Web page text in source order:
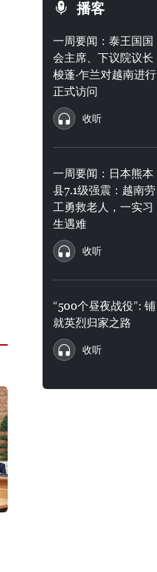
播客
一周要闻：泰王国国
会主席、下议院议长
梭蓬·乍兰对越南进行
正式访问
收听
一周要闻：日本熊本
县7.1级强震：越南劳
工勇救老人，一实习
生遇难
收听
“500个昼夜战役”: 铺
就英烈归家之路
收听